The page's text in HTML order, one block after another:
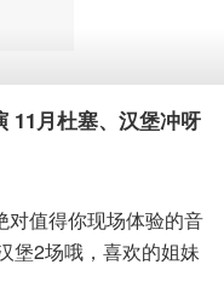
11月杜塞、汉堡冲呀
对值得你现场体验的音
堡2场哦，喜欢的姐妹